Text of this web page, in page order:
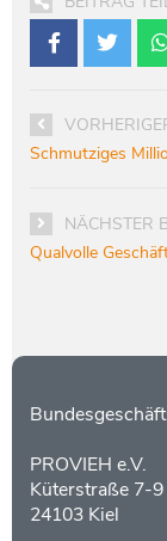
Schmutziges
NÄCHSTER
Qualvolle
Kontakt
PROVIEH e.V.
Küterstraße 7-9
24103 Kiel